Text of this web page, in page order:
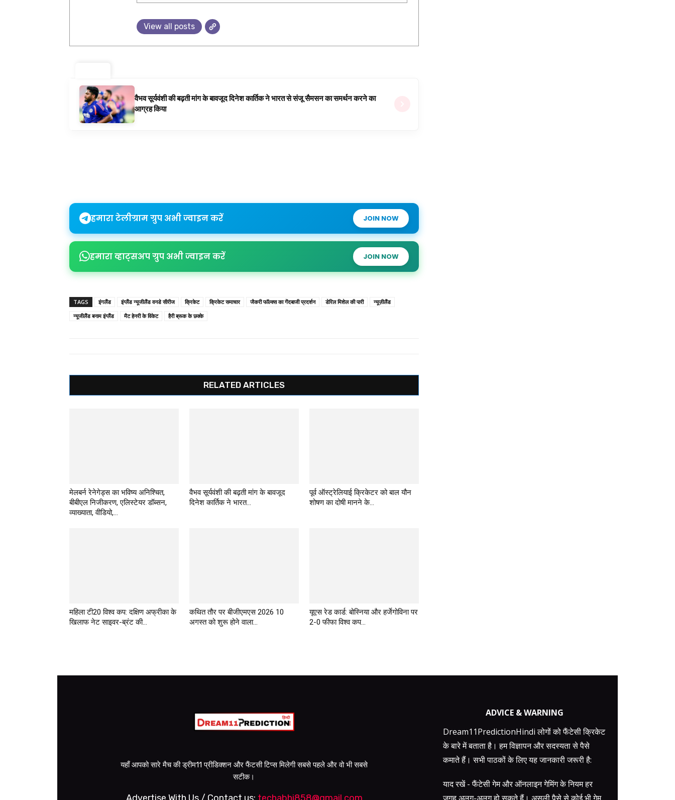
View all posts
वैभव सूर्यवंशी की बढ़ती मांग के बावजूद दिनेश कार्तिक ने भारत से संजू सैमसन का समर्थन करने का
आग्रह किया
हमारा टेलीग्राम ग्रुप अभी ज्वाइन करें JOIN NOW
हमारा व्हाट्सअप ग्रुप अभी ज्वाइन करें JOIN NOW
TAGS इंगलैंड इंग्लैंड न्यूजीलैंड वनडे सीरीज क्रिकेट क्रिकेट समाचार जैकरी फॉल्क्स का गेंदबाजी प्रदर्शन डेरिल मिशेल की पारी
न्यूज़ीलैंड
न्यूजीलैंड बनाम इंग्लैंड
मैट हेनरी के विकेट हैरी ब्रूक के छक्के
RELATED ARTICLES
मेलबर्न रेनेगेड्स का भविष्य अनिश्चित,
बीबीएल निजीकरण, एलिस्टेयर डॉब्सन,
व्याख्याता, वीडियो,...
वैभव सूर्यवंशी की बढ़ती मांग के बावजूद
दिनेश कार्तिक ने भारत...
पूर्व ऑस्ट्रेलियाई क्रिकेटर को बाल यौन
शोषण का दोषी मानने के...
महिला टी20 विश्व कप: दक्षिण अफ्रीका के
खिलाफ नेट साइवर-ब्रंट की...
कथित तौर पर बीजीएमएस 2026 10
अगस्त को शुरू होने वाला...
यूएस रेड कार्ड: बोस्निया और हर्जेगोविना पर
2-0 फीफा विश्व कप...
यहाँ आपको सारे मैच की ड्रीम11 प्रीडिक्शन और फैंटसी टिप्स मिलेगी सबसे पहले और वो भी सबसे
सटीक।
ADVICE & WARNING
Dream11PredictionHindi लोगों को फैंटेसी क्रिकेट
के बारे में बताता है। हम विज्ञापन और सदस्यता से पैसे
कमाते हैं। सभी पाठकों के लिए यह जानकारी जरूरी है:
याद रखें - फैंटेसी गेम और ऑनलाइन गेमिंग के नियम हर